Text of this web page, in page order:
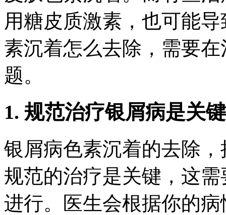
用糖皮质激素，也可能
素沉着怎么去除，需要
题。
1. 规范治疗银屑病是关键
银屑病色素沉着的去除
规范的治疗是关键，这
进行。医生会根据你的